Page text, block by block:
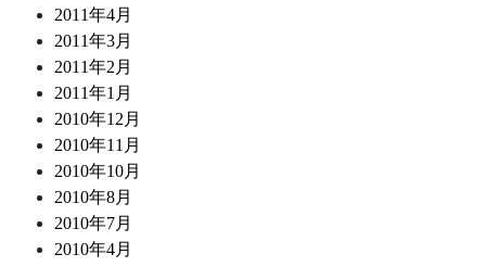
2011年4月
2011年3月
2011年2月
2011年1月
2010年12月
2010年11月
2010年10月
2010年8月
2010年7月
2010年4月